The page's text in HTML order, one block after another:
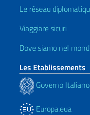
Le réseau
Viaggiare sicuri
Dove siamo nel
Les Etablissements
Governo Italiano
Europa.eua